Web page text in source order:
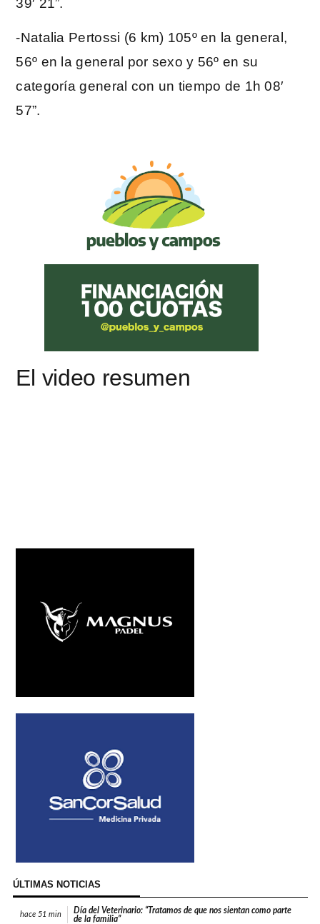
39′ 21”.
-Natalia Pertossi (6 km) 105º en la general,
56º en la general por sexo y 56º en su
categoría general con un tiempo de 1h 08′
57”.
El video resumen
ÚLTIMAS NOTICIAS
hace 51 min
Día del Veterinario: “Tratamos de que nos sientan como parte
de la familia”